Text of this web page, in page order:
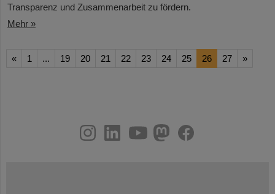
Transparenz und Zusammenarbeit zu fördern.
Mehr »
« 1 ... 19 20 21 22 23 24 25 26 27 »
youtube
helmholtz.social
facebook